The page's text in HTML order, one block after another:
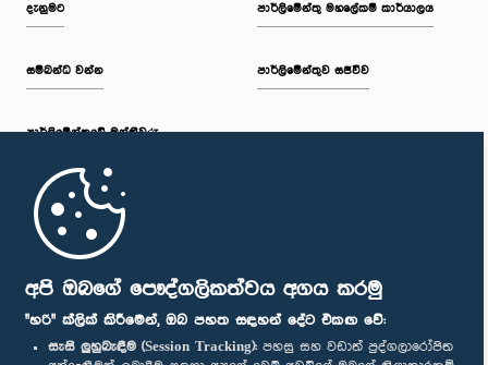
අපි ඔබගේ පෞද්ගලිකත්වය අගය කරමු
"හරි" ක්ලික් කිරීමෙන්, ඔබ පහත සඳහන් දේට එකඟ වේ:
සැසි ලුහුබැඳීම (Session Tracking): පහසු සහ වඩාත් පුද්ගලාරෝපිත
දැනුමට
සම්බන්ධ වන්න
පාර්ලි‌මේන්තුවේ මන්ත්‍රීවරු
මුල් පිටුව
පාර්ලිමේන්තු මහලේකම් කාර්යාලය
පාර්ලිමේන්තුව සජීවීව
පාර්ලිමේන්තු ජංගම යෙදුම